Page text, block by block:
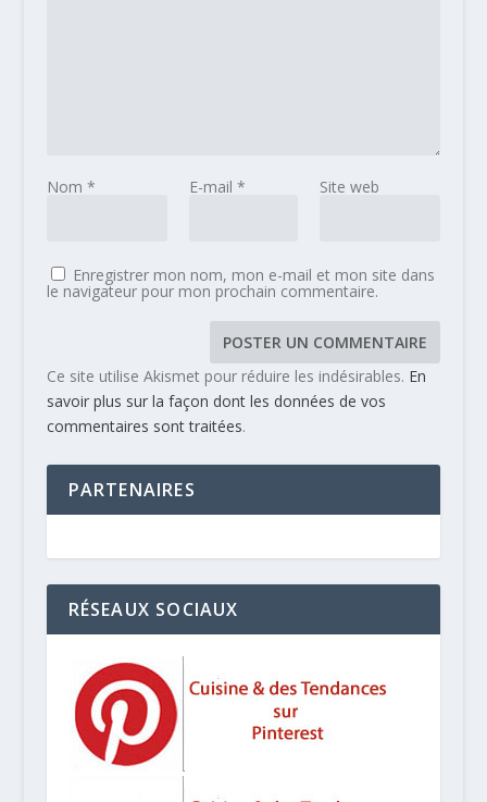
Nom * E-mail * Site web
Enregistrer mon nom, mon e-mail et mon site dans
le navigateur pour mon prochain commentaire.
Ce site utilise Akismet pour réduire les indésirables. En
savoir plus sur la façon dont les données de vos
commentaires sont traitées.
PARTENAIRES
RÉSEAUX SOCIAUX